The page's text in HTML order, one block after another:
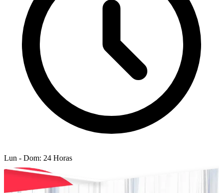
Lun - Dom: 24 Horas